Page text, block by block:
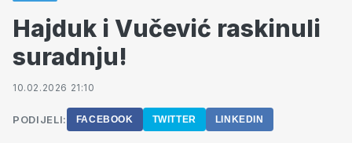
Hajduk i Vučević raskinuli
suradnju!
10.02.2026 21:10
PODIJELI: FACEBOOK TWITTER LINKEDIN